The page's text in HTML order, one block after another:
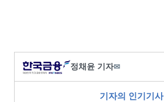
정채윤 기자✉
기자의 인기기사